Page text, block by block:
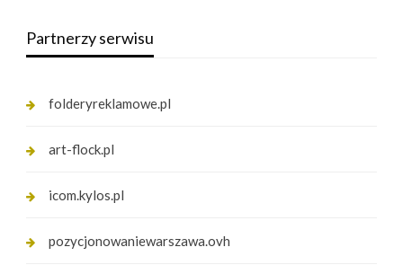
Partnerzy serwisu
folderyreklamowe.pl
art-flock.pl
icom.kylos.pl
pozycjonowaniewarszawa.ovh